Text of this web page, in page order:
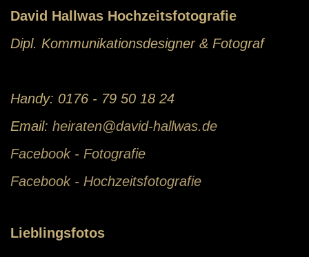
David Hallwas Hochzeitsfotografie
Dipl. Kommunikationsdesigner & Fotograf
Handy: 0176 - 79 50 18 24
Email: heiraten@david-hallwas.de
Facebook - Fotografie
Facebook - Hochzeitsfotografie
Lieblingsfotos